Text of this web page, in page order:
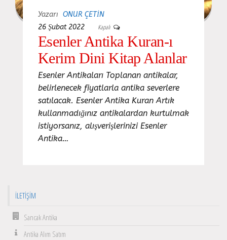
Yazarı ONUR ÇETIN
26 Şubat 2022
Kapalı
Esenler Antika Kuran-ı
Kerim Dini Kitap Alanlar
Esenler Antikaları Toplanan antikalar,
belirlenecek fiyatlarla antika severlere
satılacak. Esenler Antika Kuran Artık
kullanmadığınız antikalardan kurtulmak
istiyorsanız, alışverişlerinizi Esenler
Antika…
İLETIŞIM
Sancak Antika
Antika Alım Satım